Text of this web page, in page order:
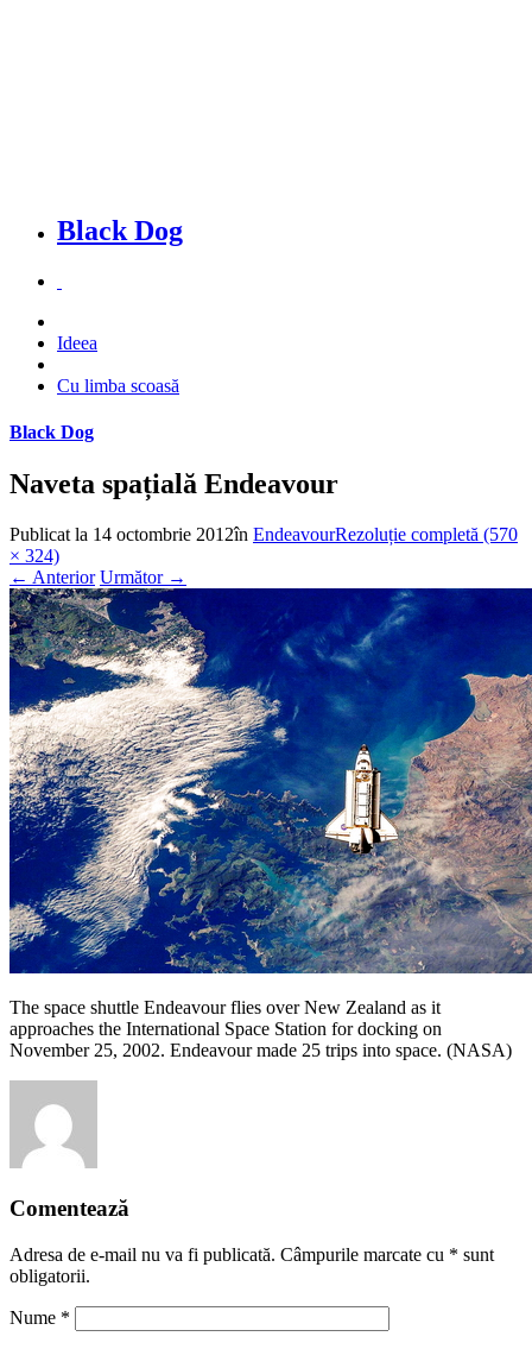
Black Dog
Ideea
Cu limba scoasă
Black Dog
Naveta spațială Endeavour
Publicat la 14 octombrie 2012în EndeavourRezoluție completă (570
× 324)
← Anterior Următor →
The space shuttle Endeavour flies over New Zealand as it
approaches the International Space Station for docking on
November 25, 2002. Endeavour made 25 trips into space. (NASA)
Comentează
Adresa de e-mail nu va fi publicată. Câmpurile marcate cu * sunt
obligatorii.
Nume *